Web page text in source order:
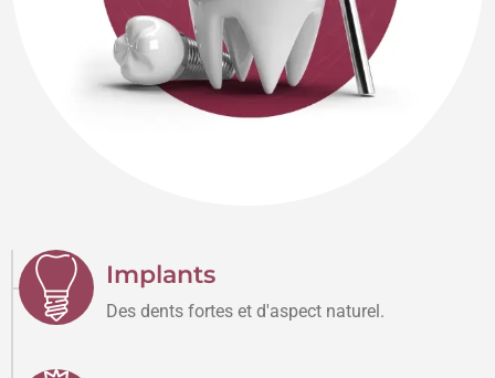
Implants
Des dents fortes et d'aspect naturel.